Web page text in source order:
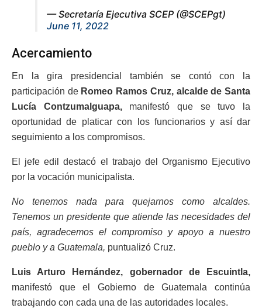
— Secretaría Ejecutiva SCEP (@SCEPgt)
June 11, 2022
Acercamiento
En la gira presidencial también se contó con la
participación de Romeo Ramos Cruz, alcalde de Santa
Lucía Contzumalguapa,manifestó que se tuvo la
oportunidad de platicar con los funcionarios y así dar
seguimiento a los compromisos.
El jefe edil destacó el trabajo del Organismo Ejecutivo
por la vocación municipalista.
No tenemos nada para quejarnos como alcaldes.
Tenemos un presidente que atiende las necesidades del
país, agradecemos el compromiso y apoyo a nuestro
pueblo y a Guatemala, puntualizó Cruz.
Luis Arturo Hernández, gobernador de Escuintla,
manifestó que el Gobierno de Guatemala continúa
trabajando con cada una de las autoridades locales.